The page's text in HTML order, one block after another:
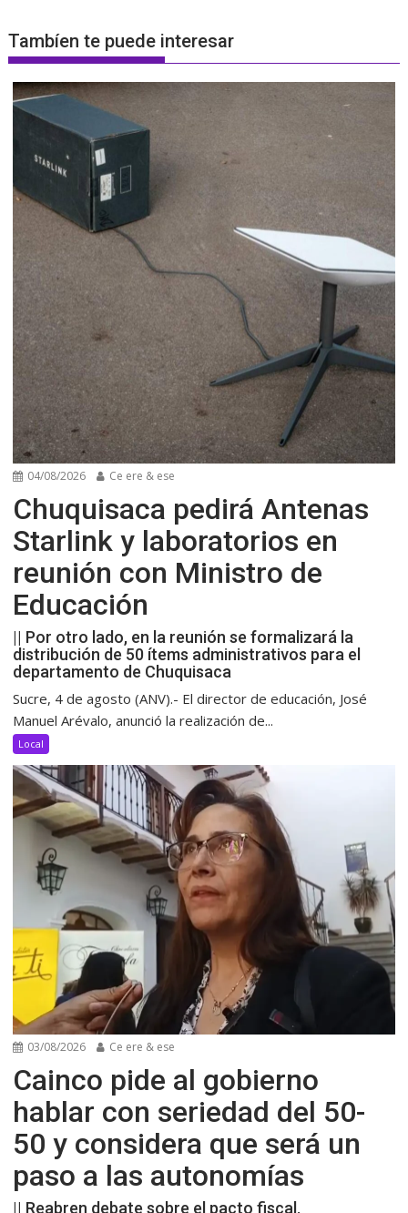
Tambíen te puede interesar
04/08/2026 Ce ere & ese
Chuquisaca pedirá Antenas
Starlink y laboratorios en
reunión con Ministro de
Educación
|| Por otro lado, en la reunión se formalizará la
distribución de 50 ítems administrativos para el
departamento de Chuquisaca
Sucre, 4 de agosto (ANV).- El director de educación, José
Manuel Arévalo, anunció la realización de...
Local
03/08/2026 Ce ere & ese
Cainco pide al gobierno
hablar con seriedad del 50-
50 y considera que será un
paso a las autonomías
|| Reabren debate sobre el pacto fiscal.